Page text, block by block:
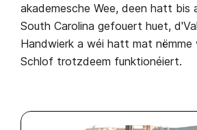
akademesche Wee, deen hatt bis
South Carolina gefouert huet,
Handwierk a wéi hatt mat nëmme
Schlof trotzdeem funktionéiert.